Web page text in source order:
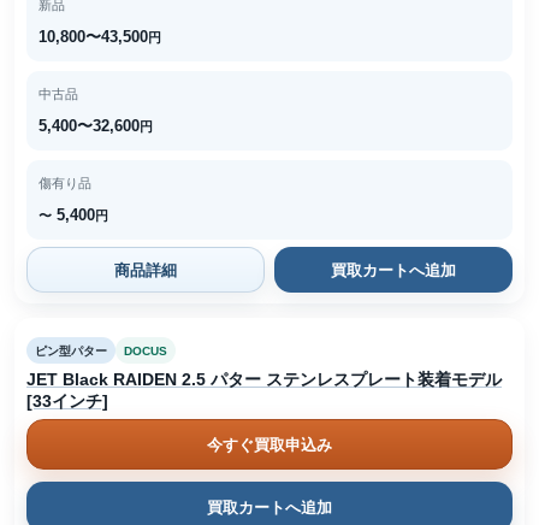
新品
10,800〜43,500円
中古品
5,400〜32,600円
傷有り品
〜 5,400円
商品詳細 買取カートへ追加
ピン型パター DOCUS
JET Black RAIDEN 2.5 パター ステンレスプレート装着モデル
[33インチ]
今すぐ買取申込み
買取カートへ追加